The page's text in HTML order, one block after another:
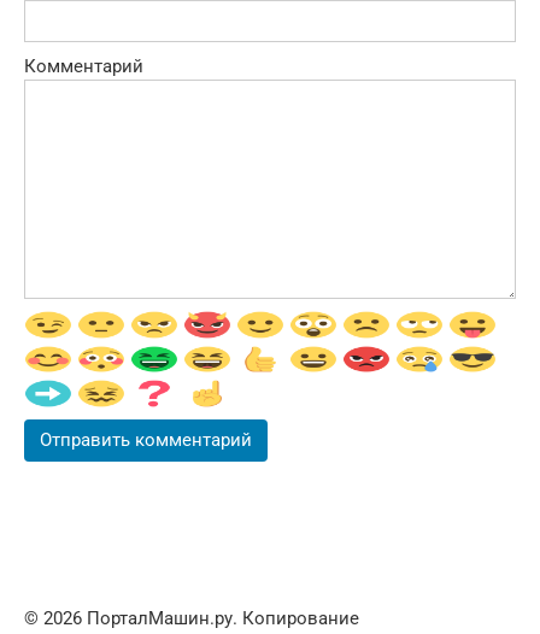
Комментарий
© 2026 ПорталМашин.ру. Копирование